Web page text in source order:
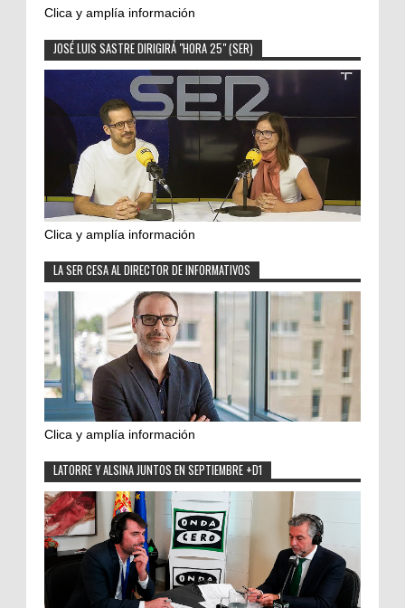
Clica y amplía información
JOSÉ LUIS SASTRE DIRIGIRÁ "HORA 25" (SER)
Clica y amplía información
LA SER CESA AL DIRECTOR DE INFORMATIVOS
Clica y amplía información
LATORRE Y ALSINA JUNTOS EN SEPTIEMBRE +D1